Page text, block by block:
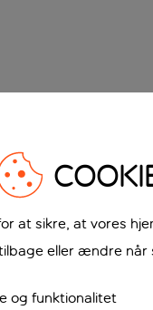
at sikre, at vores
eller ændre når
og funktionalitet